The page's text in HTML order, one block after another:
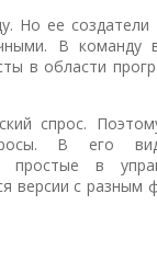
Но ее создатели
В команду
в области
спрос.
В его
простые в
версии с разным